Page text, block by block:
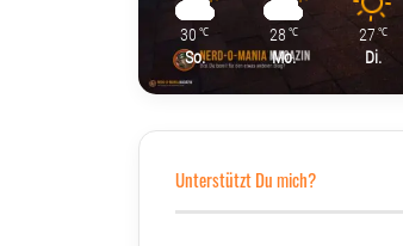
30 ℃
So.
28 ℃
Mo.
27 ℃
Di.
Unterstützt Du mich?